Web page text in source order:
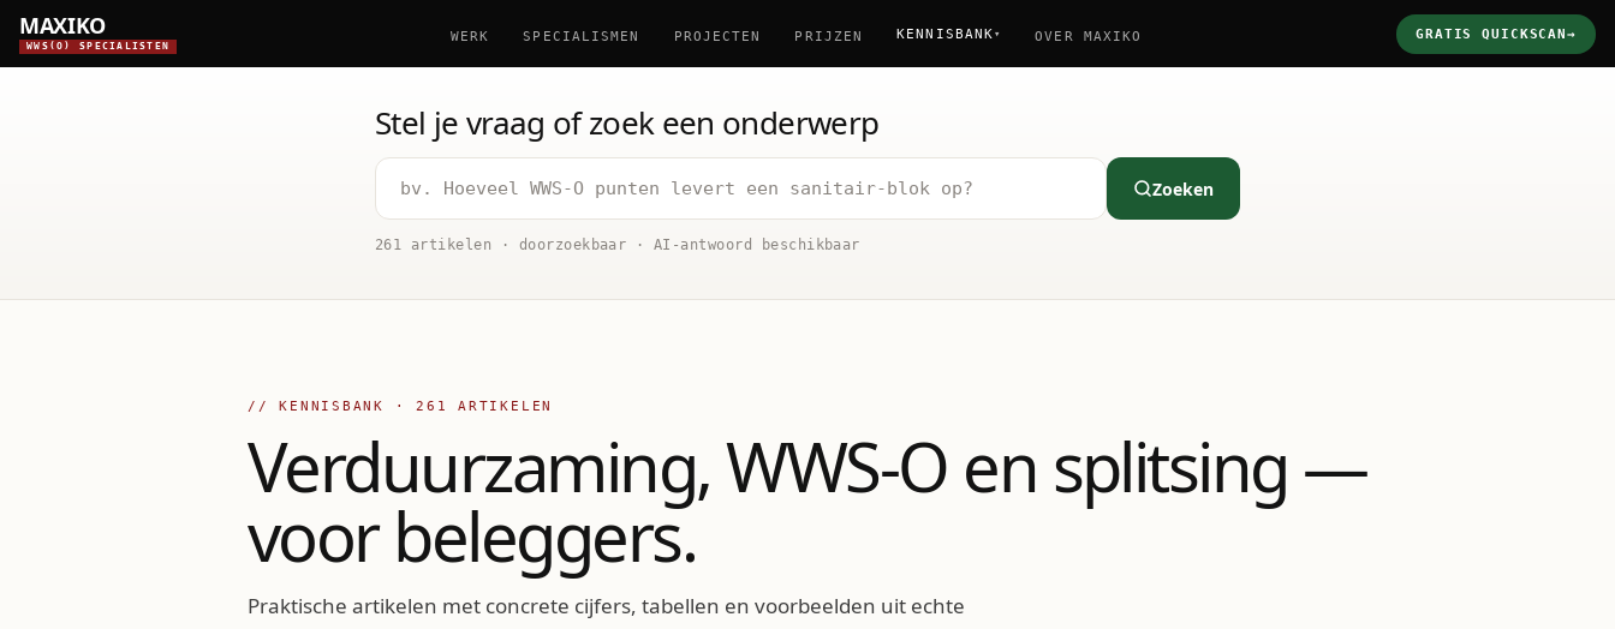
MAXIKO
WWS(O) SPECIALISTEN
WERK SPECIALISMEN PROJECTEN PRIJZEN KENNISBANK ▾ OVER MAXIKO GRATIS QUICKSCAN→
Stel je vraag of zoek een onderwerp
Zoeken
261 artikelen · doorzoekbaar · AI-antwoord beschikbaar
// KENNISBANK ·261 ARTIKELEN
Verduurzaming, WWS-O en splitsing —
voor beleggers.
Praktische artikelen met concrete cijfers, tabellen en voorbeelden uit echte